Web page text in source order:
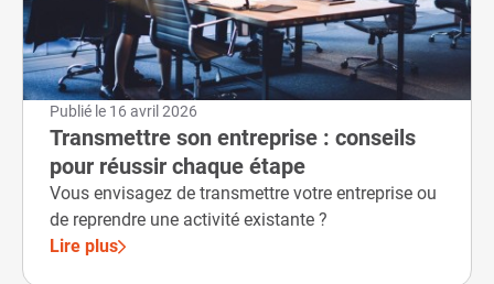
Publié le 16 avril 2026
Transmettre son entreprise : conseils
pour réussir chaque étape
Vous envisagez de transmettre votre entreprise ou
de reprendre une activité existante ?
Lire plus